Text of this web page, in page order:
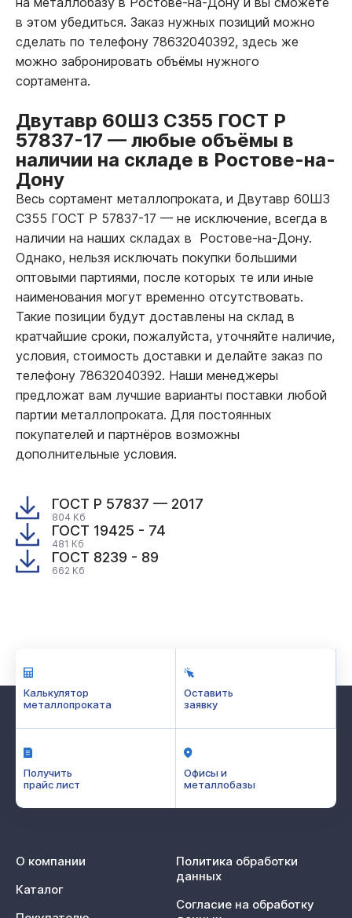
в этом убедиться. Заказ нужных позиций можно
сделать по телефону 78632040392, здесь же
можно забронировать объёмы нужного
сортамента.
Двутавр 60Ш3 С355 ГОСТ Р
57837-17 — любые объёмы в
наличии на складе в Ростове-на-
Дону
Весь сортамент металлопроката, и Двутавр 60Ш3
С355 ГОСТ Р 57837-17 — не исключение, всегда в
наличии на наших складах в Ростове-на-Дону.
Однако, нельзя исключать покупки большими
оптовыми партиями, после которых те или иные
наименования могут временно отсутствовать.
Такие позиции будут доставлены на склад в
кратчайшие сроки, пожалуйста, уточняйте наличие,
условия, стоимость доставки и делайте заказ по
телефону 78632040392. Наши менеджеры
предложат вам лучшие варианты поставки любой
партии металлопроката. Для постоянных
покупателей и партнёров возможны
дополнительные условия.
ГОСТ Р 57837 — 2017
804 Кб
ГОСТ 19425 - 74
481 Кб
ГОСТ 8239 - 89
662 Кб
Калькулятор
металлопроката
Оставить
заявку
Получить
прайс лист
Офисы и
металлобазы
О компании
Каталог
Политика обработки
данных
Согласие на обработку